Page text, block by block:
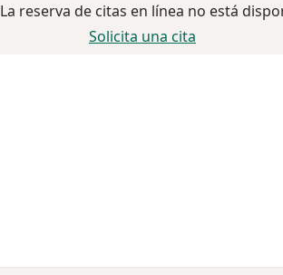
La reserva de citas en línea no está
Solicita una cita